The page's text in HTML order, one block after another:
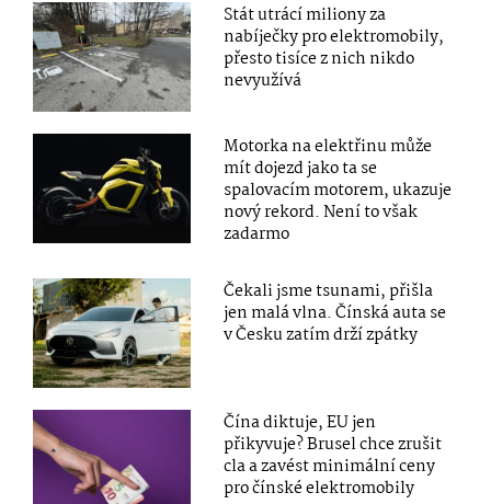
Stát utrácí miliony za
nabíječky pro elektromobily,
přesto tisíce z nich nikdo
nevyužívá
Motorka na elektřinu může
mít dojezd jako ta se
spalovacím motorem, ukazuje
nový rekord. Není to však
zadarmo
Čekali jsme tsunami, přišla
jen malá vlna. Čínská auta se
v Česku zatím drží zpátky
Čína diktuje, EU jen
přikyvuje? Brusel chce zrušit
cla a zavést minimální ceny
pro čínské elektromobily